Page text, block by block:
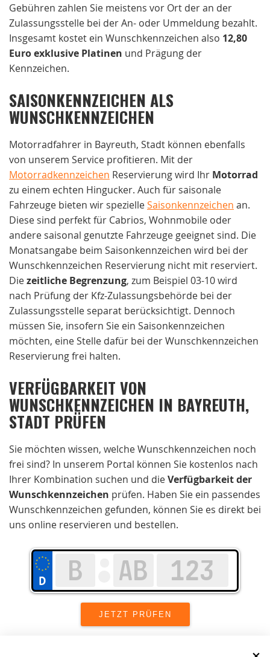
Gebühren zahlen Sie meistens vor Ort der an der
Zulassungsstelle bei der An- oder Ummeldung bezahlt.
Insgesamt kostet ein Wunschkennzeichen also 12,80
Euro exklusive Platinen und Prägung der
Kennzeichen.
SAISONKENNZEICHEN ALS
WUNSCHKENNZEICHEN
Motorradfahrer in Bayreuth, Stadt können ebenfalls
von unserem Service profitieren. Mit der
Motorradkennzeichen Reservierung wird Ihr Motorrad
zu einem echten Hingucker. Auch für saisonale
Fahrzeuge bieten wir spezielleSaisonkennzeichen an.
Diese sind perfekt für Cabrios, Wohnmobile oder
andere saisonal genutzte Fahrzeuge geeignet sind. Die
Monatsangabe beim Saisonkennzeichen wird bei der
Wunschkennzeichen Reservierung nicht mit reserviert.
Diezeitliche Begrenzung, zum Beispiel 03-10 wird
nach Prüfung der Kfz-Zulassungsbehörde bei der
Zulassungsstelle separat berücksichtigt. Dennoch
müssen Sie, insofern Sie ein Saisonkennzeichen
möchten, eine Stelle dafür bei der Wunschkennzeichen
Reservierung frei halten.
VERFÜGBARKEIT VON
WUNSCHKENNZEICHEN IN BAYREUTH,
STADT PRÜFEN
Sie möchten wissen, welche Wunschkennzeichen noch
frei sind? In unserem Portal können Sie kostenlos nach
Ihrer Kombination suchen und dieVerfügbarkeit der
Wunschkennzeichen prüfen. Haben Sie ein passendes
Wunschkennzeichen gefunden, können Sie es direkt bei
uns online reservieren und bestellen.